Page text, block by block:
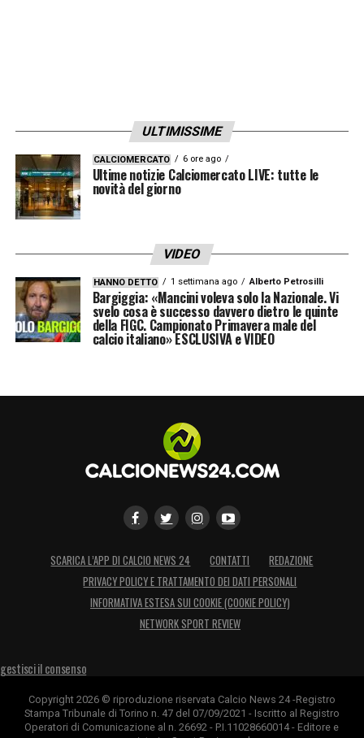
ULTIMISSIME
CALCIOMERCATO 6 ore ago
Ultime notizie Calciomercato LIVE: tutte le
novità del giorno
VIDEO
HANNO DETTO 1 settimana ago Alberto Petrosilli
Bargiggia: «Mancini voleva solo la Nazionale. Vi
svelo cosa è successo davvero dietro le quinte
della FIGC. Campionato Primavera male del
calcio italiano» ESCLUSIVA e VIDEO
SCARICA L’APP DI CALCIO NEWS 24 CONTATTI
REDAZIONE
PRIVACY POLICY E TRATTAMENTO DEI DATI PERSONALI
INFORMATIVA ESTESA SUI COOKIE (COOKIE POLICY)
NETWORK SPORT REVIEW
gestisci il consenso
Copyright 2026 © riproduzione riservata Calcio News 24 -Registro
Stampa Tribunale di Torino n. 47 del 07/09/2021 - Iscritto al Registro
Operatori di Comunicazione al n. 26692 - P.I.11028660014 - Editore e